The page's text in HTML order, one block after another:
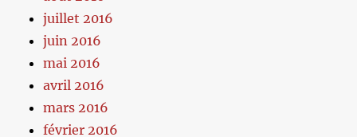
juillet 2016
juin 2016
mai 2016
avril 2016
mars 2016
février 2016